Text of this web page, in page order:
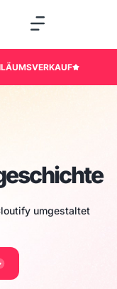
umgestaltet